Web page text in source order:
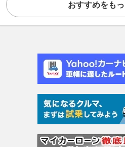
おすすめをも